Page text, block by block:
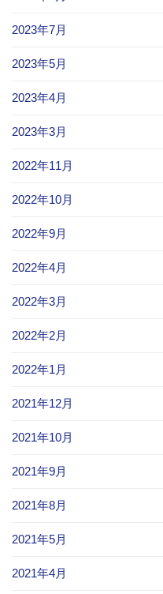
2023年7月
2023年5月
2023年4月
2023年3月
2022年11月
2022年10月
2022年9月
2022年4月
2022年3月
2022年2月
2022年1月
2021年12月
2021年10月
2021年9月
2021年8月
2021年5月
2021年4月